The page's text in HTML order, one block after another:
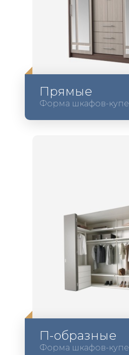
Прямые
Форма шкафов-купе
П-образные
Форма шкафов-купе